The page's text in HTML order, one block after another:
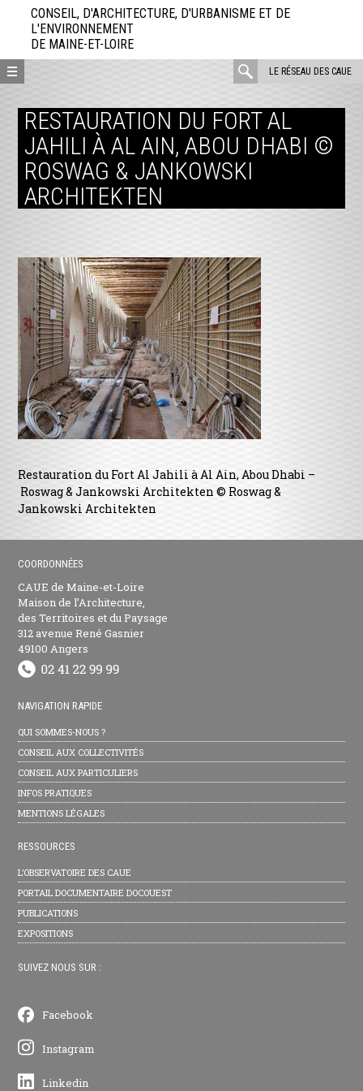
directement
contenu
CONSEIL, D'ARCHITECTURE, D'URBANISME ET DE
L'ENVIRONNEMENT
DE MAINE-ET-LOIRE
LE RÉSEAU DES CAUE
rechercher
RESTAURATION DU FORT AL
JAHILI À AL AIN, ABOU DHABI ©
ROSWAG & JANKOWSKI
ARCHITEKTEN
Restauration du Fort Al Jahili à Al Ain, Abou Dhabi –
Roswag & Jankowski Architekten © Roswag &
Jankowski Architekten
COORDONNÉES
CAUE de Maine-et-Loire
Maison de l’Architecture,
des Territoires et du Paysage
312 avenue René Gasnier
49100 Angers
NAVIGATION RAPIDE
QUI SOMMES-NOUS ?
CONSEIL AUX COLLECTIVITÉS
CONSEIL AUX PARTICULIERS
INFOS PRATIQUES
MENTIONS LÉGALES
RESSOURCES
L’OBSERVATOIRE DES CAUE
PORTAIL DOCUMENTAIRE DOCOUEST
PUBLICATIONS
EXPOSITIONS
SUIVEZ NOUS SUR :
Facebook
Instagram
Linkedin